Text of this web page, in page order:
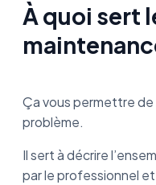
À quoi sert
Ça vous permettre
problème.
Il sert à décrire
par le professionnel